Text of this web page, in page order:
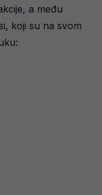
a među
koji su na svom